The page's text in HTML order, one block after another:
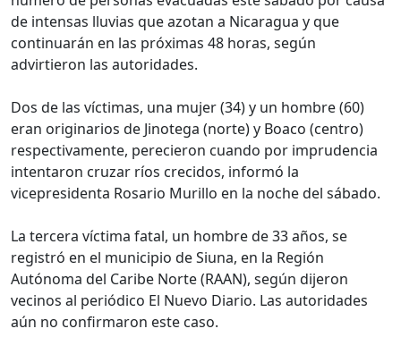
de intensas lluvias que azotan a Nicaragua y que
continuarán en las próximas 48 horas, según
advirtieron las autoridades.
Dos de las víctimas, una mujer (34) y un hombre (60)
eran originarios de Jinotega (norte) y Boaco (centro)
respectivamente, perecieron cuando por imprudencia
intentaron cruzar ríos crecidos, informó la
vicepresidenta Rosario Murillo en la noche del sábado.
La tercera víctima fatal, un hombre de 33 años, se
registró en el municipio de Siuna, en la Región
Autónoma del Caribe Norte (RAAN), según dijeron
vecinos al periódico El Nuevo Diario. Las autoridades
aún no confirmaron este caso.